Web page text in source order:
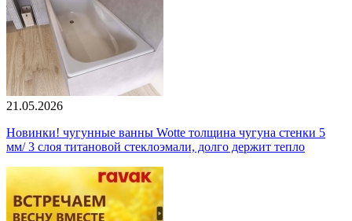
21.05.2026
Новинки! чугунные ванны Wotte толщина чугуна стенки 5
мм/ 3 слоя титановой стеклоэмали, долго держит тепло